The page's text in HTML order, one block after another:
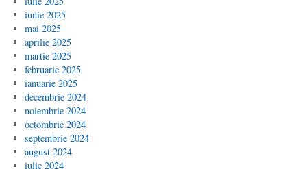
iunie 2025
mai 2025
aprilie 2025
martie 2025
februarie 2025
ianuarie 2025
decembrie 2024
noiembrie 2024
octombrie 2024
septembrie 2024
august 2024
iulie 2024